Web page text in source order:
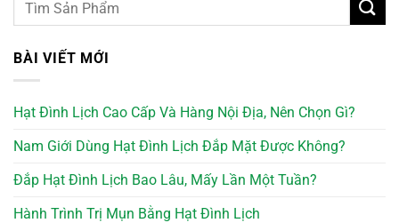
BÀI VIẾT MỚI
Hạt Đình Lịch Cao Cấp Và Hàng Nội Địa, Nên Chọn Gì?
Nam Giới Dùng Hạt Đình Lịch Đắp Mặt Được Không?
Đắp Hạt Đình Lịch Bao Lâu, Mấy Lần Một Tuần?
Hành Trình Trị Mụn Bằng Hạt Đình Lịch